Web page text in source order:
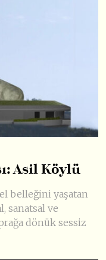
Asil Köylü
belleğini yaşatan
sanatsal ve
dönük sessiz